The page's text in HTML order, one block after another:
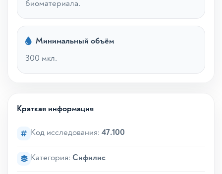
биоматериала.
Минимальный объём
300 мкл.
Краткая информация
Код исследования: 47.100
Категория: Сифилис